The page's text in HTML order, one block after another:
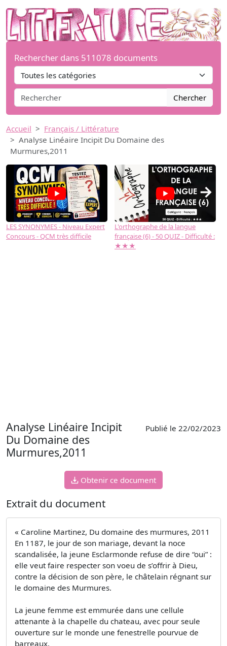
Rechercher dans 511078 documents
Chercher
Accueil
Français / Littérature
Analyse Linéaire Incipit Du Domaine des
Murmures,2011
LES SYNONYMES - Niveau Expert
Concours - QCM très difficile
L'orthographe de la langue
française (6) - 50 QUIZ - Difficulté :
★★★
→
Analyse Linéaire Incipit
Du Domaine des
Murmures,2011
Publié le 22/02/2023
Obtenir ce document
Extrait du document
« Caroline Martinez, Du domaine des murmures, 2011
En 1187, le jour de son mariage, devant la noce
scandalisée, la jeune Esclarmonde refuse de dire “oui” :
elle veut faire respecter son voeu de s’offrir à Dieu,
contre la décision de son père, le châtelain régnant sur
le domaine des Murmures.
La jeune femme est emmurée dans une cellule
attenante à la chapelle du chateau, avec pour seule
ouverture sur le monde une fenestrelle pourvue de
barreaux.